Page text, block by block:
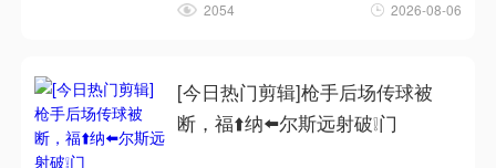
2054 2026-08-06
[今日热门剪辑]枪手后场传球被
断，福⬆️纳⬅️尔斯远射破❕门